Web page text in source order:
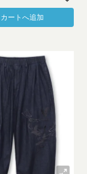
カートへ追加